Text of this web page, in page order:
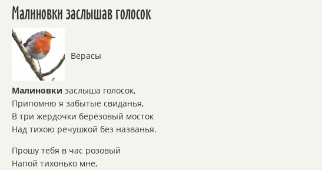
Малиновки заслышав голосок
Верасы
Малиновки заслыша голосок,
Припомню я забытые свиданья,
В три жердочки берёзовый мосток
Над тихою речушкой без названья.
Прошу тебя в час розовый
Напой тихонько мне,